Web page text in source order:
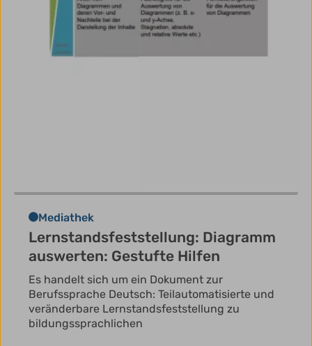
Mediathek
Lernstandsfeststellung: Diagramm
auswerten: Gestufte Hilfen
Es handelt sich um ein Dokument zur
Berufssprache Deutsch: Teilautomatisierte und
veränderbare Lernstandsfeststellung zu
bildungssprachlichen